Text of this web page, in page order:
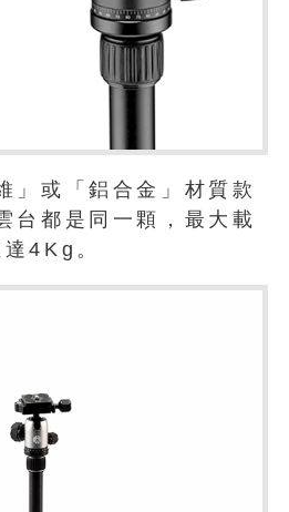
」或「鋁合金」材質款
台都是同一顆，最大載
達4Kg。